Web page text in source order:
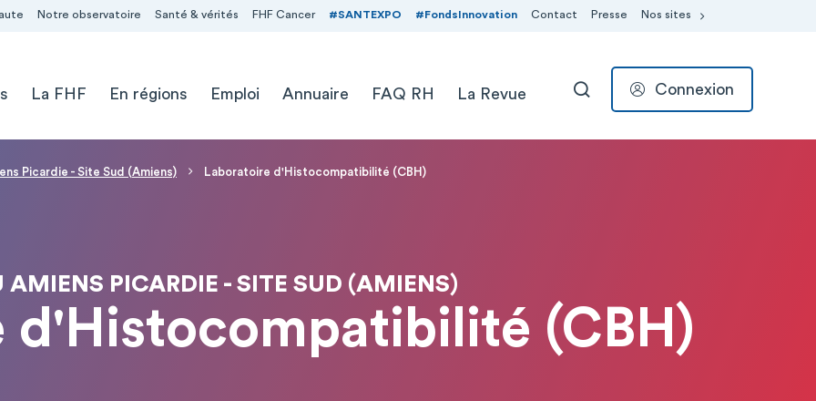
Notre observatoire Santé & vérités FHF Cancer #SANTEXPO #FondsInnovation Contact Presse Nos sites
La FHF En régions Emploi Annuaire FAQ RH La Revue RECHERCHER
Connexion
Picardie - Site Sud (Amiens) Laboratoire d'Histocompatibilité (CBH)
AMIENS PICARDIE - SITE SUD (AMIENS)
d'Histocompatibilité (CBH)